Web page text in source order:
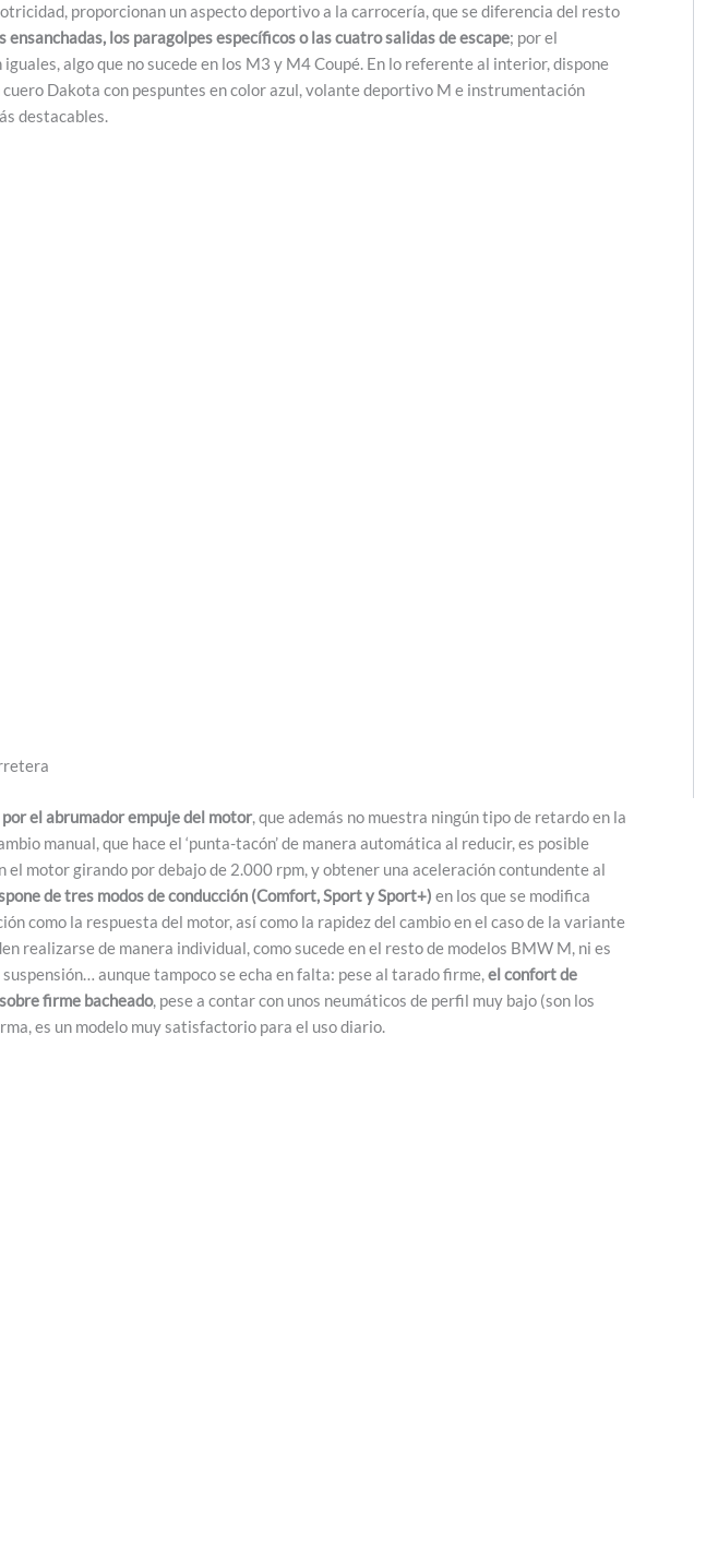
proporcionan un aspecto deportivo a la carrocería, que se diferencia del resto
ensanchadas, los paragolpes específicos o las cuatro salidas de escape; por el
algo que no sucede en los M3 y M4 Coupé. En lo referente al interior, dispone
Dakota con pespuntes en color azul, volante deportivo M e instrumentación
destacables.
el abrumador empuje del motor, que además no muestra ningún tipo de retardo en la
manual, que hace el ‘punta-tacón’ de manera automática al reducir, es posible
el motor girando por debajo de 2.000 rpm, y obtener una aceleración contundente al
de tres modos de conducción (Comfort, Sport y Sport+) en los que se modifica
como la respuesta del motor, así como la rapidez del cambio en el caso de la variante
realizarse de manera individual, como sucede en el resto de modelos BMW M, ni es
aunque tampoco se echa en falta: pese al tarado firme,el confort de
firme bacheado, pese a contar con unos neumáticos de perfil muy bajo (son los
es un modelo muy satisfactorio para el uso diario.